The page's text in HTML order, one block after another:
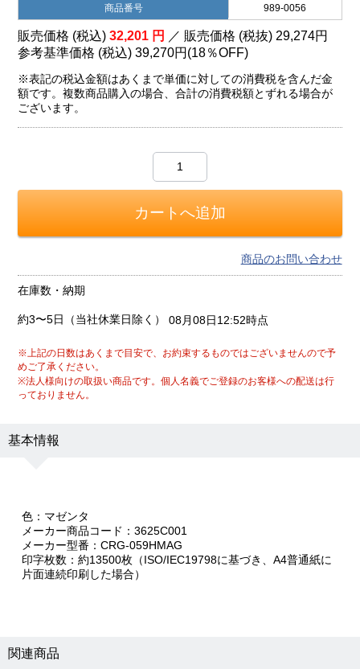
商品番号 989-0056
販売価格 (税込)32,201 円 ／ 販売価格 (税抜) 29,274円
参考基準価格 (税込)39,270円 (18％OFF)
※表記の税込金額はあくまで単価に対しての消費税を含んだ金
額です。複数商品購入の場合、合計の消費税額とずれる場合が
ございます。
商品のお問い合わせ
在庫数・納期
約3〜5日（当社休業日除く） 08月08日12:52時点
※上記の日数はあくまで目安で、お約束するものではございませんので予
めご了承ください。
※法人様向けの取扱い商品です。個人名義でご登録のお客様への配送は行
っておりません。
基本情報
色：マゼンタ
メーカー商品コード：3625C001
メーカー型番：CRG-059HMAG
印字枚数：約13500枚（ISO/IEC19798に基づき、A4普通紙に
片面連続印刷した場合）
関連商品